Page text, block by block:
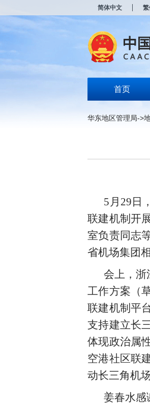
简体中文
首页
华东地区管理局->
5月29日
联建机制开
室负责同志
省机场集团
会上，浙
工作方案（
联建机制平
支持建立长
体现政治属
空港社区联
动长三角机
姜春水感
打
无
障